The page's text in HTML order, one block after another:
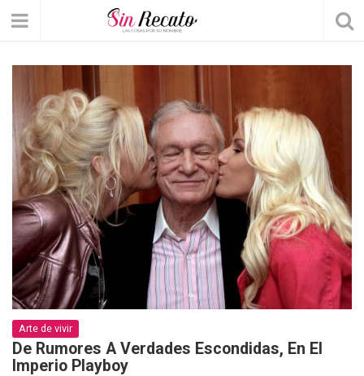
Arte de vivir
De Rumores A Verdades Escondidas, En El
Imperio Playboy